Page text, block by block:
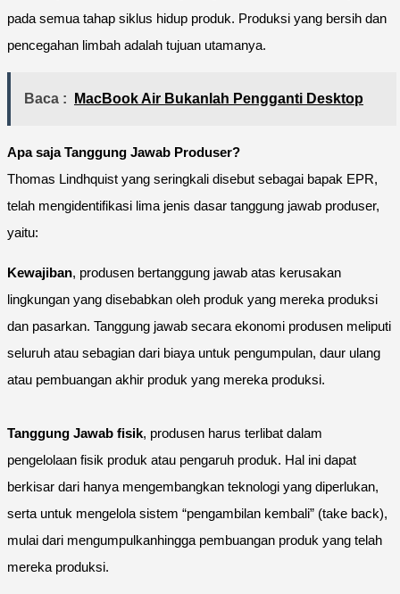
pada semua tahap siklus hidup produk. Produksi yang bersih dan
pencegahan limbah adalah tujuan utamanya.
Baca : MacBook Air Bukanlah Pengganti Desktop
Apa saja Tanggung Jawab Produser?
Thomas Lindhquist yang seringkali disebut sebagai bapak EPR,
telah mengidentifikasi lima jenis dasar tanggung jawab produser,
yaitu:
Kewajiban, produsen bertanggung jawab atas kerusakan
lingkungan yang disebabkan oleh produk yang mereka produksi
dan pasarkan. Tanggung jawab secara ekonomi produsen meliputi
seluruh atau sebagian dari biaya untuk pengumpulan, daur ulang
atau pembuangan akhir produk yang mereka produksi.
Tanggung Jawab fisik, produsen harus terlibat dalam
pengelolaan fisik produk atau pengaruh produk. Hal ini dapat
berkisar dari hanya mengembangkan teknologi yang diperlukan,
serta untuk mengelola sistem “pengambilan kembali” (take back),
mulai dari mengumpulkanhingga pembuangan produk yang telah
mereka produksi.